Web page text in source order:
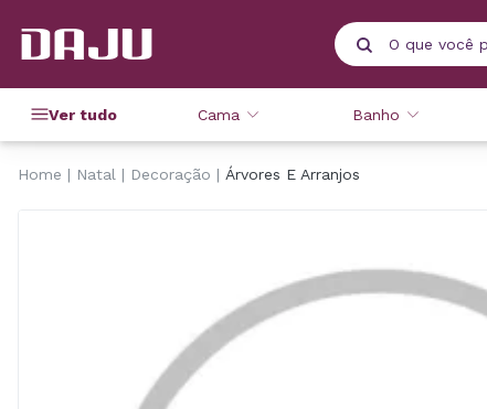
Ver tudo Cama Banho
Home Natal Decoração Árvores E Arranjos